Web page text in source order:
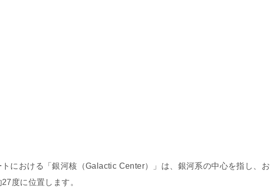
における「銀河核（Galactic Center）」は、銀河系の中心を指し、お
度に位置します。